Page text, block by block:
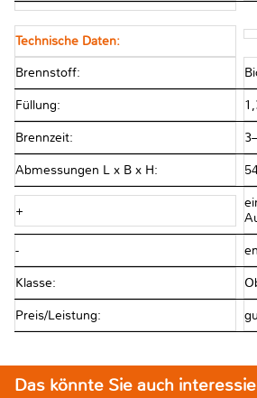
Technische Daten:
Brennstoff:
Füllung:
Brennzeit:
Abmessungen L x B x H:
+
-
Klasse:
Preis/Leistung:
Das könnte Sie auch